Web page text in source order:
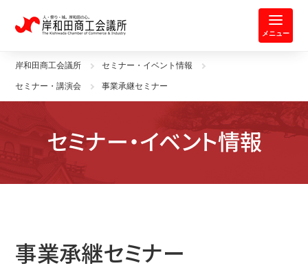
岸和田商工会議所 | 人・祭り・城。
メニュー
岸和田商工会議所 セミナー・イベント情報
セミナー・講演会 事業承継セミナー
セミナー・イベント情報
事業承継セミナー